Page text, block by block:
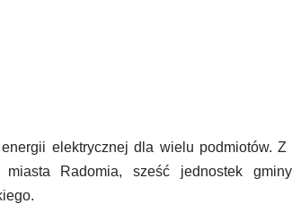
elektrycznej dla wielu podmiotów.
Radomia, sześć jednostek